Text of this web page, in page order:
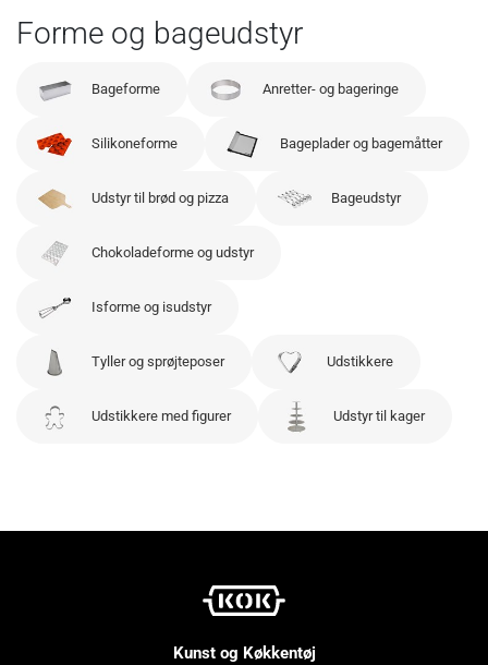
Forme og bageudstyr
Bageforme Anretter- og bageringe
Silikoneforme Bageplader og bagemåtter
Udstyr til brød og pizza Bageudstyr
Chokoladeforme og udstyr
Isforme og isudstyr
Tyller og sprøjteposer Udstikkere
Udstikkere med figurer Udstyr til kager
Kunst og Køkkentøj